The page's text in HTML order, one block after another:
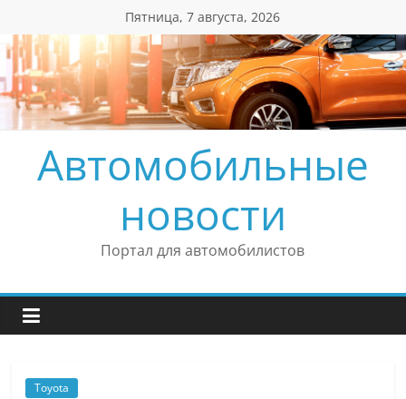
содержимому
Пятница, 7 августа, 2026
Автомобильные
новости
Портал для автомобилистов
Toyota